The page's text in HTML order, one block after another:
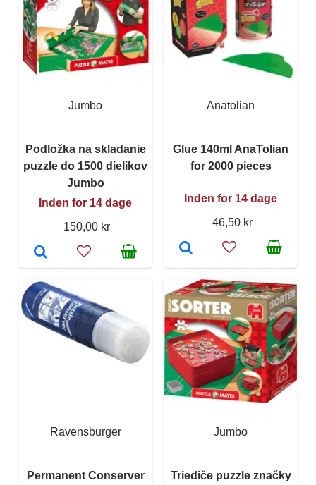
Jumbo
Podložka na skladanie
puzzle do 1500 dielikov
Jumbo
Inden for 14 dage
150,00 kr
Anatolian
Glue 140ml AnaTolian
for 2000 pieces
Inden for 14 dage
46,50 kr
Ravensburger
Permanent Conserver
Jumbo
Triediče puzzle značky